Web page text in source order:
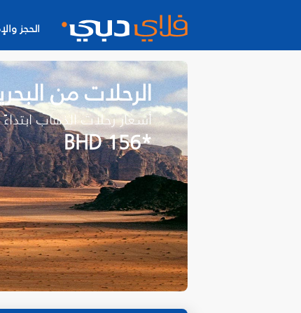
الحجز
الرحلات من
أسعار رحلات الذهاب
*BHD 156